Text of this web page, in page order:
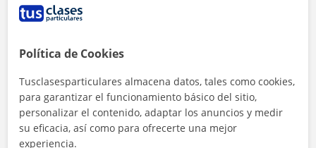
Tarifa
Política de Cookies
Tusclasesparticulares almacena datos, tales como cookies,
para garantizar el funcionamiento básico del sitio,
personalizar el contenido, adaptar los anuncios y medir
su eficacia, así como para ofrecerte una mejor
experiencia.